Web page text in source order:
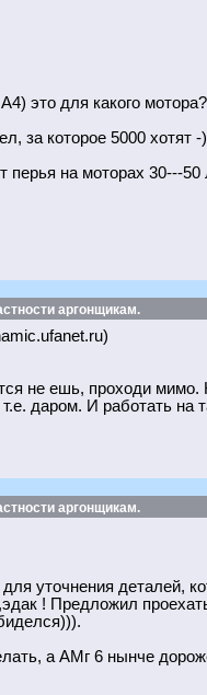
это для какого мотора?
за которое 5000 хотят -)
на моторах 30---
аргонщикам.
не ешь, проходи мимо.
даром. И работать на
аргонщикам.
для уточнения
! Предложил
а АМг 6 нынче